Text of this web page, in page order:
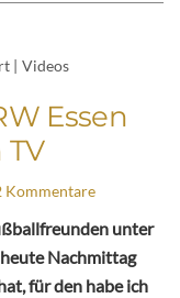
| Videos
Essen
Kommentare
unter
Nachmittag
für den habe ich